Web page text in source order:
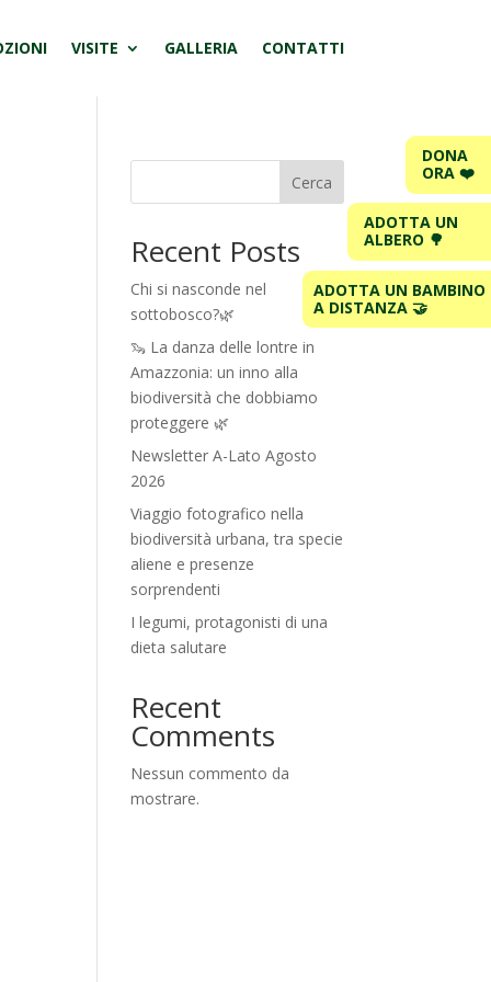
VISITE GALLERIA CONTATTI
Cerca
Recent Posts
Chi si nasconde nel
sottobosco?🌿
🦦 La danza delle lontre in
Amazzonia: un inno alla
biodiversità che dobbiamo
proteggere 🌿
Newsletter A-Lato Agosto
2026
Viaggio fotografico nella
biodiversità urbana, tra specie
aliene e presenze
sorprendenti
I legumi, protagonisti di una
dieta salutare
Recent
Comments
Nessun commento da
mostrare.
DONA
ORA ❤️
ADOTTA UN
ALBERO 🌳
ADOTTA UN BAMBINO
A DISTANZA 🤝